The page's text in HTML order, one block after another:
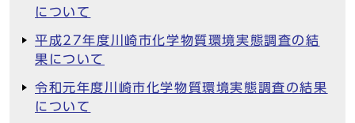
について
平成27年度川崎市化学物質環境実態調査の結
果について
令和元年度川崎市化学物質環境実態調査の結果
について